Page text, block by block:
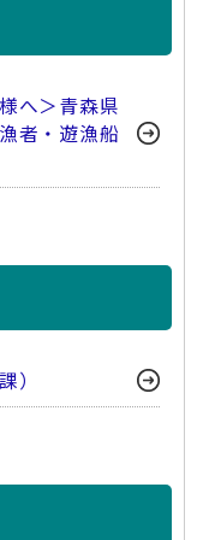
へ＞青森県
者・遊漁船
）